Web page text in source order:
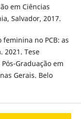
em Ciências
Salvador, 2017.
feminina no PCB: as
2021. Tese
Graduação em
Gerais. Belo